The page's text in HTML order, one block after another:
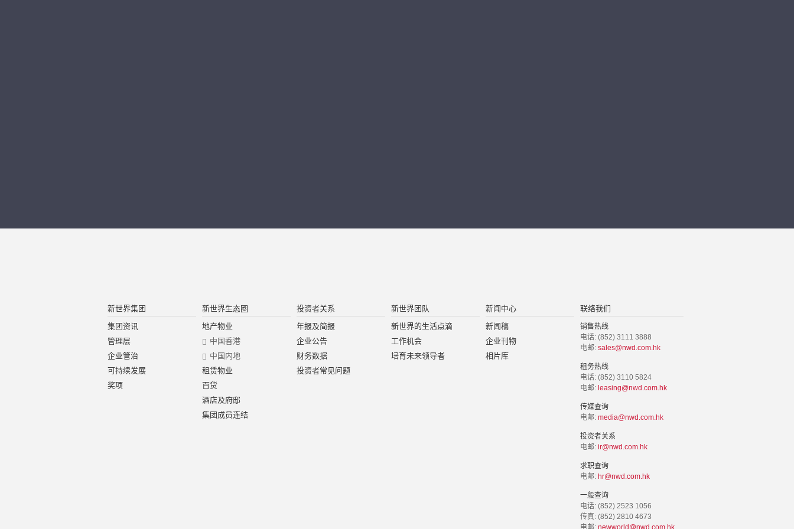
新世界集团
集团资讯
管理层
企业管治
可持续发展
奖项
新世界生态圈
地产物业
中国香港
中国内地
租赁物业
百货
酒店及府邸
集团成员连结
投资者关系
年报及简报
企业公告
财务数据
投资者常见问题
新世界团队
新世界的生活点滴
工作机会
培育未来领导者
新闻中心
新闻稿
企业刊物
相片库
联络我们
销售热线
电话: (852) 3111 3888
电邮: sales@nwd.com.hk
租务热线
电话: (852) 3110 5824
电邮: leasing@nwd.com.hk
传媒查询
电邮: media@nwd.com.hk
投资者关系
电邮: ir@nwd.com.hk
求职查询
电邮: hr@nwd.com.hk
一般查询
电话: (852) 2523 1056
传真: (852) 2810 4673
电邮: newworld@nwd.com.hk